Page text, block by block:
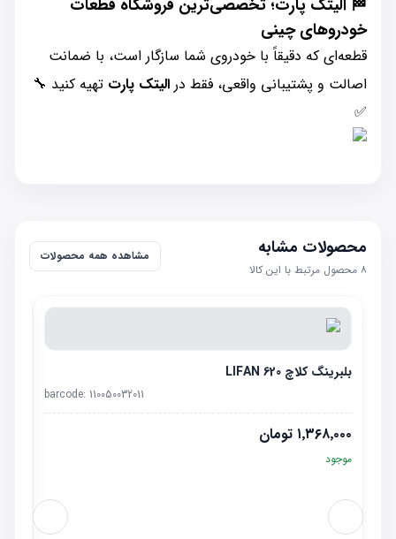
🏁 الیتک پارت؛ تخصصی‌ترین فروشگاه قطعات
خودروهای چینی
قطعه‌ای که دقیقاً با خودروی شما سازگار است، با ضمانت
اصالت و پشتیبانی واقعی، فقط در الیتک پارت تهیه کنید 🔧
✅
محصولات مشابه
۸ محصول مرتبط با این کالا
مشاهده همه محصولات
بلبرینگ کلاچ LIFAN 620
barcode: 110050032011
۱٬۳۶۸٬۰۰۰ تومان
موجود